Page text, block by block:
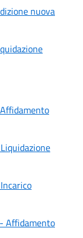
nuova
Affidamento